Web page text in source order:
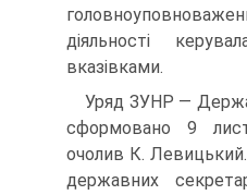
діяльності
вказівками.
Уряд ЗУНР —
сформовано 9
очолив К.
державних